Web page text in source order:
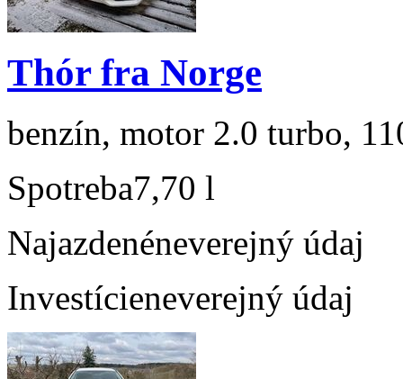
Thór fra Norge
benzín, motor 2.0 turbo,
Spotreba7,70 l
Najazdenéneverejný údaj
Investícieneverejný údaj